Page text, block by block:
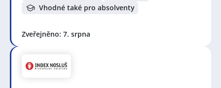
Vhodné také pro absolventy
Zveřejněno: 7. srpna